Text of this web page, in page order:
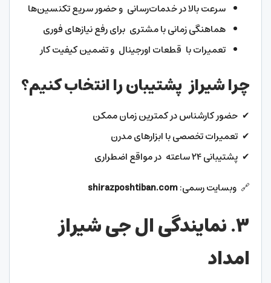
سرعت بالا در خدمات‌رسانی و حضور سریع تکنسین‌ها
هماهنگی زمانی با مشتری برای رفع نیازهای فوری
تعمیرات با قطعات اورجینال و تضمین کیفیت کار
چرا شیراز پشتیبان را انتخاب کنیم؟
✔ حضور کارشناس در کمترین زمان ممکن
✔ تعمیرات تخصصی با ابزارهای مدرن
✔ پشتیبانی ۲۴ ساعته در مواقع اضطراری
🔗 وبسایت رسمی:shirazposhtiban.com
۳. نمایندگی ال جی شیراز
امداد